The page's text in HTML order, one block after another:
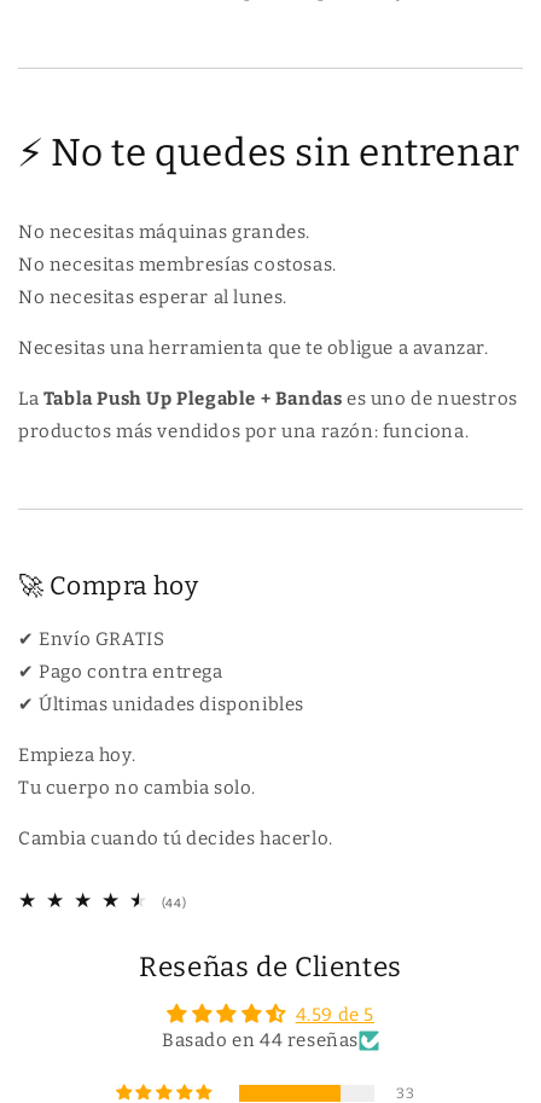
⚡ No te quedes sin entrenar
No necesitas máquinas grandes.
No necesitas membresías costosas.
No necesitas esperar al lunes.
Necesitas una herramienta que te obligue a avanzar.
La Tabla Push Up Plegable + Bandas es uno de nuestros
productos más vendidos por una razón: funciona.
🚀 Compra hoy
✔ Envío GRATIS
✔ Pago contra entrega
✔ Últimas unidades disponibles
Empieza hoy.
Tu cuerpo no cambia solo.
Cambia cuando tú decides hacerlo.
(44)4
e
a
t
Reseñas de Clientes
4.59 de 5
Basado en 44 reseñas
33